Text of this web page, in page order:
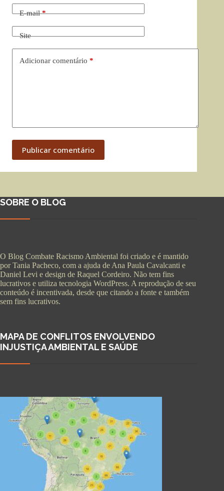
E-mail*
Site
Adicionar comentário *
Publicar comentário
SOBRE O BLOG
O Blog Combate Racismo Ambiental foi criado e é mantido
por Tania Pacheco, com a ajuda de Ana Paula Cavalcanti e
Daniel Levi e design de Raquel Cordeiro. Não tem fins
lucrativos e utiliza tecnologia WordPress. A reprodução de seu
conteúdo é incentivada, desde que citando a fonte e também
sem fins lucrativos.
MAPA DE CONFLITOS ENVOLVENDO
INJUSTIÇA AMBIENTAL E SAÚDE